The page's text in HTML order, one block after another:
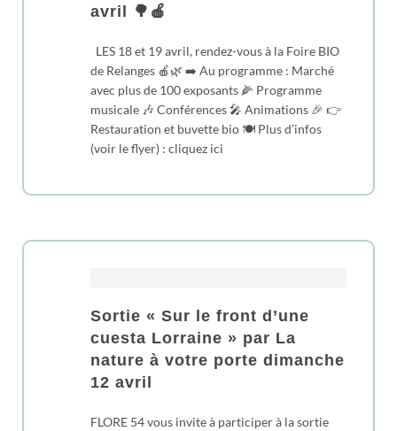
avril 🌳🍎
LES 18 et 19 avril, rendez-vous à la Foire BIO
de Relanges 🍎🌿 ➡️ Au programme : Marché
avec plus de 100 exposants 🌽 Programme
musicale 🎶 Conférences 🎤 Animations 🎉 👉
Restauration et buvette bio 🍽 Plus d’infos
(voir le flyer) : cliquez ici
Sortie « Sur le front d’une
cuesta Lorraine » par La
nature à votre porte dimanche
12 avril
FLORE 54 vous invite à participer à la sortie